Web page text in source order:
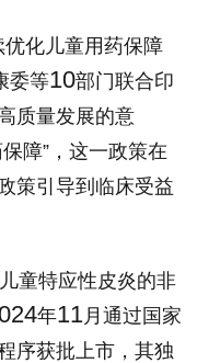
化儿童用药保障
委等10部门联合印
质量发展的意
障”，这一政策在
策引导到临床受益
童特应性皮炎的非
年11 月通过国家
序获批上市，其独